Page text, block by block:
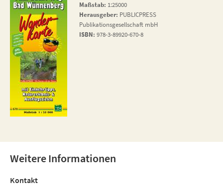
Maßstab: 1:25000
Herausgeber: PUBLICPRESS
Publikationsgesellschaft mbH
ISBN: 978-3-89920-670-8
Weitere Informationen
Kontakt